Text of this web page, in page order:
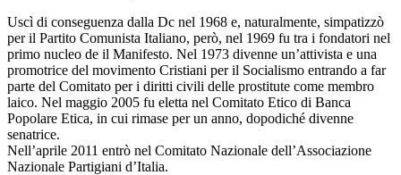
Uscì di conseguenza dalla Dc nel 1968 e, naturalmente, simpatizzò
per il Partito Comunista Italiano, però, nel 1969 fu tra i fondatori nel
primo nucleo de il Manifesto. Nel 1973 divenne un’attivista e una
promotrice del movimento Cristiani per il Socialismo entrando a far
parte del Comitato per i diritti civili delle prostitute come membro
laico. Nel maggio 2005 fu eletta nel Comitato Etico di Banca
Popolare Etica, in cui rimase per un anno, dopodiché divenne
senatrice.
Nell’aprile 2011 entrò nel Comitato Nazionale dell’Associazione
Nazionale Partigiani d’Italia.